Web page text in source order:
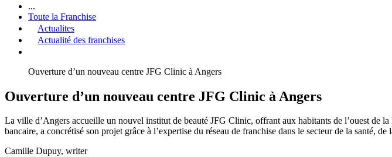
...
Toute la Franchise
Actualites
Actualité des franchises
Ouverture d’un nouveau centre JFG Clinic à Angers
Ouverture d’un nouveau centre JFG Clinic à Angers
La ville d’Angers accueille un nouvel institut de beauté JFG Clinic, offrant aux habitants de l’ouest de
bancaire, a concrétisé son projet grâce à l’expertise du réseau de franchise dans le secteur de la santé,
Camille Dupuy, writer